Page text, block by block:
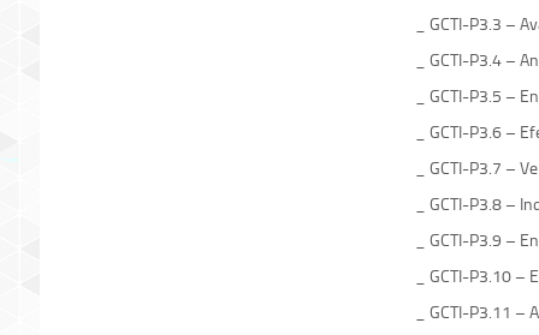
_ GCTI-P3.3 –
_ GCTI-P3.4 –
_ GCTI-P3.5 –
_ GCTI-P3.6 –
_ GCTI-P3.7 –
_ GCTI-P3.8 –
_ GCTI-P3.9 –
_ GCTI-P3.10
_ GCTI-P3.11 –